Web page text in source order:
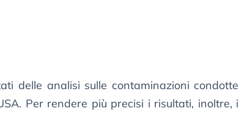
delle analisi sulle contaminazioni condotte
Per rendere più precisi i risultati, inoltre, i